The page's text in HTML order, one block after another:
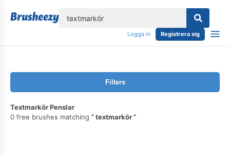
Logga in Registrera sig
Filters
Textmarkör Penslar
0 free brushes matching
textmarkör